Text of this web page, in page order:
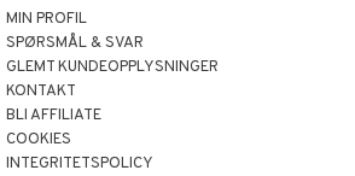
MIN PROFIL
SPØRSMÅL & SVAR
GLEMT KUNDEOPPLYSNINGER
KONTAKT
BLI AFFILIATE
COOKIES
INTEGRITETSPOLICY